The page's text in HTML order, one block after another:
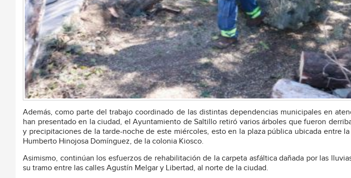
Además, como parte del trabajo coordinado de las distintas dependencias municipales en
han presentado en la ciudad, el Ayuntamiento de Saltillo retiró varios árboles que fueron
y precipitaciones de la tarde-noche de este miércoles, esto en la plaza pública ubicada entre
Humberto Hinojosa Domínguez, de la colonia Kiosco.
Asimismo, continúan los esfuerzos de rehabilitación de la carpeta asfáltica dañada por las
su tramo entre las calles Agustín Melgar y Libertad, al norte de la ciudad.